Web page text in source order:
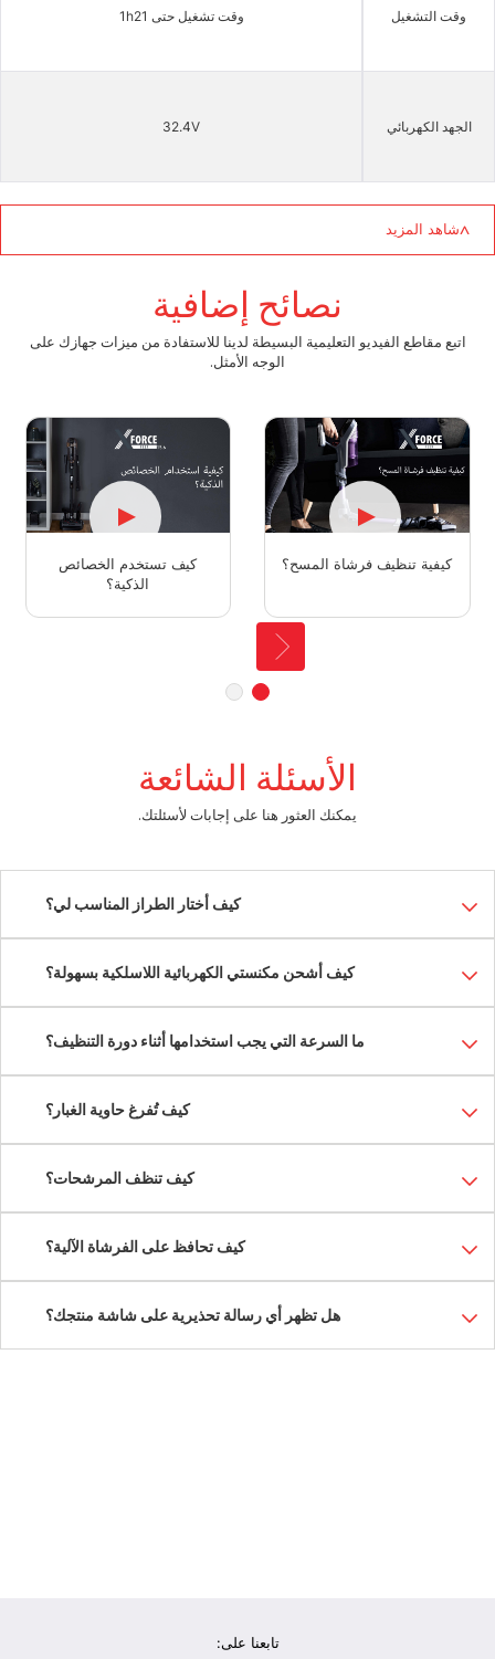
وقت التشغيل
الجهد الكهربائي
(للمكنسة المحمولة)
الوزن
الترشيح
السرعة التلقائية
قاعدة الشحن
وقت تشغيل حتى 1h21
32.4V
3.2kgs
مشمولة
>شاهد المزيد
نصائح إضافية
اتبع مقاطع الفيديو التعليمية البسيطة لدينا للاستفادة من ميزات جهازك على
الوجه الأمثل.
▲
كيفية تنظيف فرشاة المسح؟​
▲
كيف تستخدم الخصائص
الذكية؟​
الأسئلة الشائعة
يمكنك العثور هنا على إجابات لأسئلتك.
كيف أختار الطراز المناسب لي؟
كيف أشحن مكنستي الكهربائية اللاسلكية بسهولة؟
ما السرعة التي يجب استخدامها أثناء دورة التنظيف؟
كيف تُفرغ حاوية الغبار؟
كيف تنظف المرشحات؟
كيف تحافظ على الفرشاة الآلية؟
هل تظهر أي رسالة تحذيرية على شاشة منتجك؟
تابعنا على: